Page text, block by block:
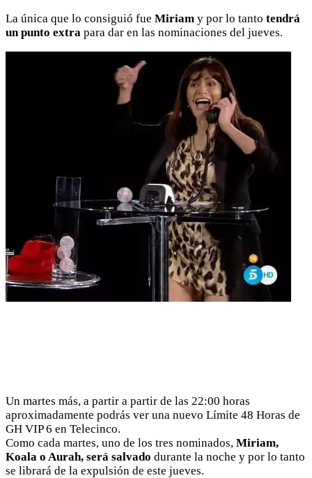
La única que lo consiguió fue Miriam y por lo tanto tendrá
un punto extra para dar en las nominaciones del jueves.
Un martes más, a partir a partir de las 22:00 horas
aproximadamente podrás ver una nuevo Límite 48 Horas de
GH VIP 6 en Telecinco.
Como cada martes, uno de los tres nominados, Miriam,
Koala o Aurah, será salvado durante la noche y por lo tanto
se librará de la expulsión de este jueves.